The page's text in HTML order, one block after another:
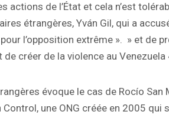
actions de l’État et cela n’est
étrangères, Yván Gil, qui a
pour l’opposition extrême ». » et de
créer de la violence au Venezuela
évoque le cas de Rocío San
Control, une ONG créée en 2005 qui